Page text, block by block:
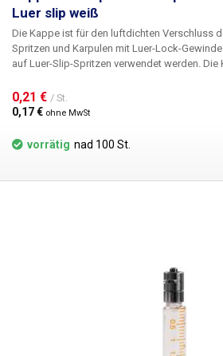
Luer slip weiß
Die Kappe ist für den luftdichten Verschluss
Spritzen und Karpulen mit Luer-Lock-
auf Luer-Slip-Spritzen verwendet werden. Die
Stopfen besteht aus Polypropylen und enthält
die Verwendung mit UV-Materialien.
0,21 € / St.
0,17 € ohne MwSt
vorrätig nad 100 St.